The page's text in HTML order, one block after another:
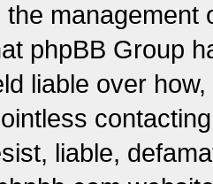
management
phpBB Group
liable over
liable,